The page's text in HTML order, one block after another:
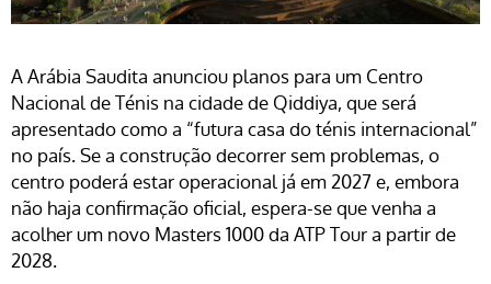
A Arábia Saudita anunciou planos para um Centro
Nacional de Ténis na cidade de Qiddiya, que será
apresentado como a “futura casa do ténis internacional”
no país. Se a construção decorrer sem problemas, o
centro poderá estar operacional já em 2027 e, embora
não haja confirmação oficial, espera-se que venha a
acolher um novo Masters 1000 da ATP Toura partir de
2028.